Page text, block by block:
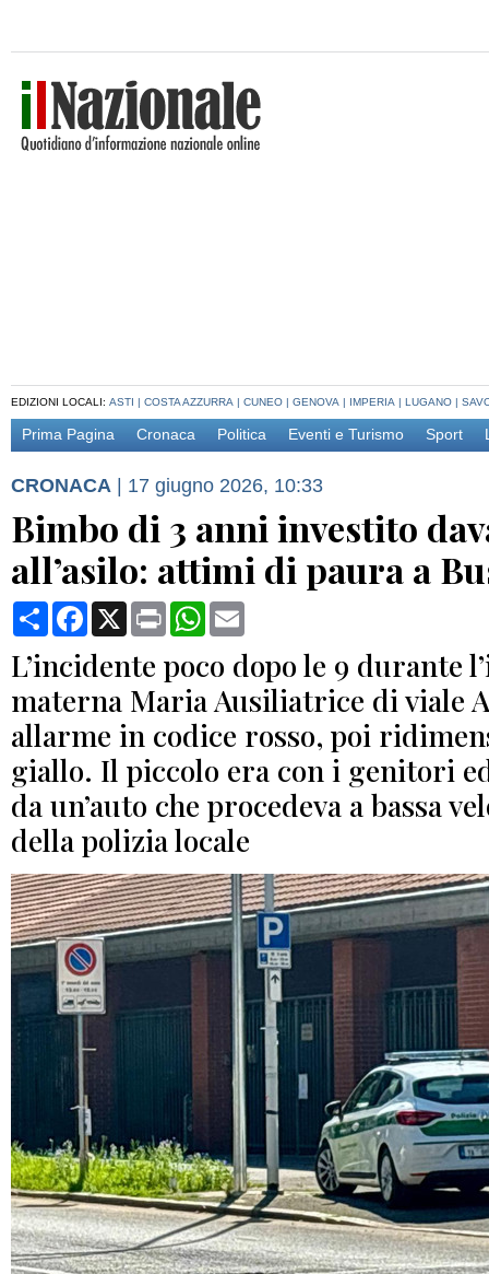
EDIZIONI LOCALI: ASTI | COSTA AZZURRA | CUNEO | GENOVA | IMPERIA | LUGANO |
Prima Pagina Cronaca Politica Eventi e Turismo Sport
CRONACA | 17 giugno 2026, 10:33
Bimbo di 3 anni investito
all’asilo: attimi di paura a
CondividiFacebook
X Print WhatsApp
L’incidente poco dopo le 9 durante
materna Maria Ausiliatrice di viale
allarme in codice rosso, poi
giallo. Il piccolo era con i genitori
da un’auto che procedeva a bassa
della polizia locale